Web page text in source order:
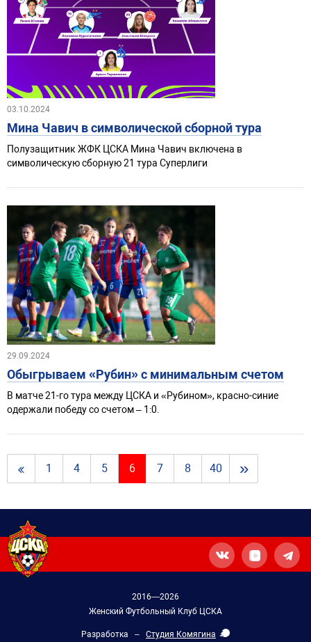
03.10.2024
Мина Чавич в символической сборной тура
Полузащитник ЖФК ЦСКА Мина Чавич включена в
символическую сборную 21 тура Суперлиги
29.09.2024
Обыгрываем «Рубин» с минимальным счетом
В матче 21-го тура между ЦСКА и «Рубином», красно-синие
одержали победу со счетом – 1:0.
1 4 5 6 7 8 40 »
2016—2026
Женский Футбольный Клуб ЦСКА
Разработка – Студия Комягина